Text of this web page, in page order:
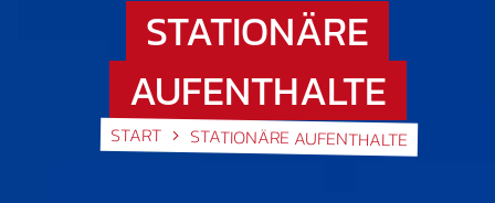
STATIONÄRE
AUFENTHALTE
START STATIONÄRE AUFENTHALTE